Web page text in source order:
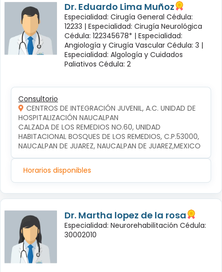
Dr. Eduardo Lima Muñoz
Especialidad: Cirugía General Cédula:
12233 | Especialidad: Cirugía Neurológica
Cédula: 122345678* | Especialidad:
Angiología y Cirugía Vascular Cédula: 3 |
Especialidad: Algología y Cuidados
Paliativos Cédula: 2
Consultorio
CENTROS DE INTEGRACIÓN JUVENIL, A.C. UNIDAD DE
HOSPITALIZACIÓN NAUCALPAN
CALZADA DE LOS REMEDIOS NO.60, UNIDAD
HABITACIONAL BOSQUES DE LOS REMEDIOS, C.P.53000,
NAUCALPAN DE JUAREZ, NAUCALPAN DE JUAREZ,MEXICO
Horarios disponibles
Dr. Martha lopez de la rosa
Especialidad: Neurorehabilitación Cédula:
30002010